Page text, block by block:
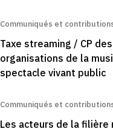
Communiqués et
Taxe streaming / CP des
organisations de la
spectacle vivant public
Communiqués et
Les acteurs de la filière